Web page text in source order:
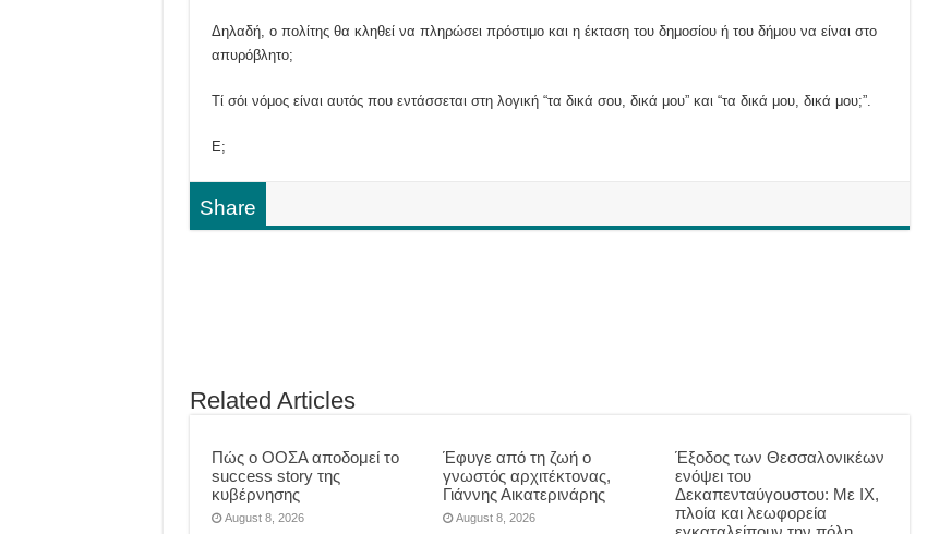
Δηλαδή, ο πολίτης θα κληθεί να πληρώσει πρόστιμο και η έκταση του δημοσίου ή του δήμου να είναι στο
απυρόβλητο;
Τί σόι νόμος είναι αυτός που εντάσσεται στη λογική “τα δικά σου, δικά μου” και “τα δικά μου, δικά μου;”.
Ε;
Share
Related Articles
Πώς ο ΟΟΣΑ αποδομεί το
success story της
κυβέρνησης
August 8, 2026
Έφυγε από τη ζωή ο
γνωστός αρχιτέκτονας,
Γιάννης Αικατερινάρης
August 8, 2026
Έξοδος των Θεσσαλονικέων
ενόψει του
Δεκαπενταύγουστου: Με ΙΧ,
πλοία και λεωφορεία